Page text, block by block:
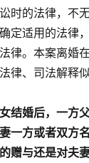
时的法律，不
定适用的法律
律。本案离婚
律、司法解释
结婚后，一方
一方或者双方
赠与还是对夫